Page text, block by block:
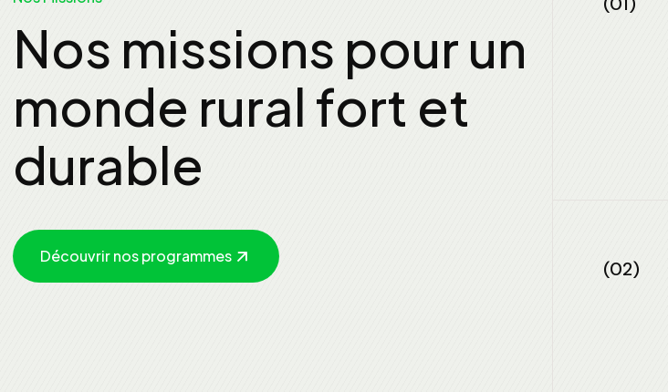
Nos missions pour un
monde rural fort et
durable
Découvrir nos programmes
(02)